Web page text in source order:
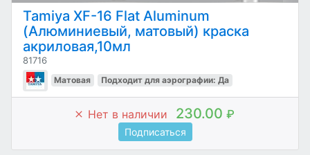
Tamiya XF-16 Flat Aluminum
(Алюминиевый, матовый) краска
акриловая,10мл
81716
Матовая Подходит для аэрографии: Да
Нет в наличии 230.00 ₽
Подписаться